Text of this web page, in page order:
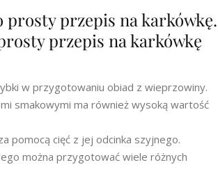
przepis na karkówkę.
przepis na karkówkę
w przygotowaniu obiad z wieprzowiny.
smakowymi ma również wysoką wartość
pomocą cięć z jej odcinka szyjnego.
można przygotować wiele różnych